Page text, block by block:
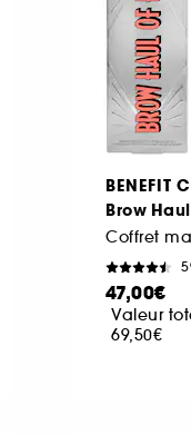
BENEFIT
Brow
Coffret
47,00€
Valeur
69,50€